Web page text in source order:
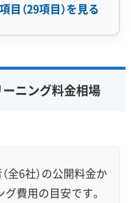
（29項目）を見る
実績10年以上
女性スタッフ在籍
ハウスダスト除去
ニング料金相場
全6社）の公開料金か
費用の目安です。